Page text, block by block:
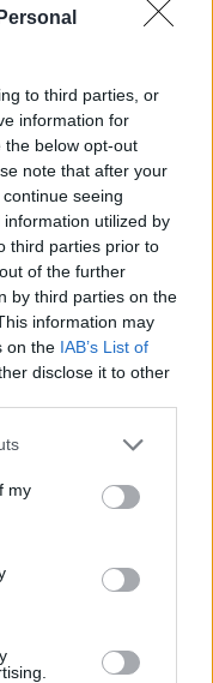
to third parties, or
information for
the below opt-out
note that after your
seeing
utilized by
third parties prior to
of the further
by third parties on the
information may
on the IAB’s List of
disclose it to other
my
Ιράν: Οι πέντε
όροι που
για να ανοίξει
του Ορμούζ